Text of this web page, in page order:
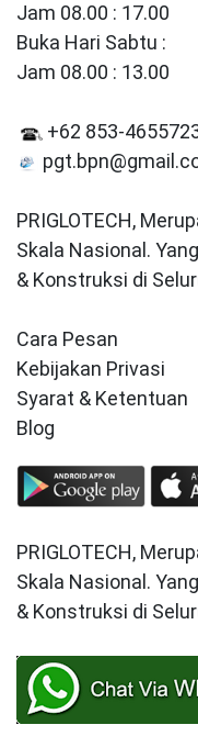
Jam 08.00 : 17.00
Buka Hari Sabtu :
Jam 08.00 : 13.00
+62 853-
PRIGLOTECH,
Skala Nasional.
& Konstruksi di
Cara Pesan
Kebijakan Privasi
Syarat & Ketentuan
Blog
PRIGLOTECH,
Skala Nasional.
& Konstruksi di